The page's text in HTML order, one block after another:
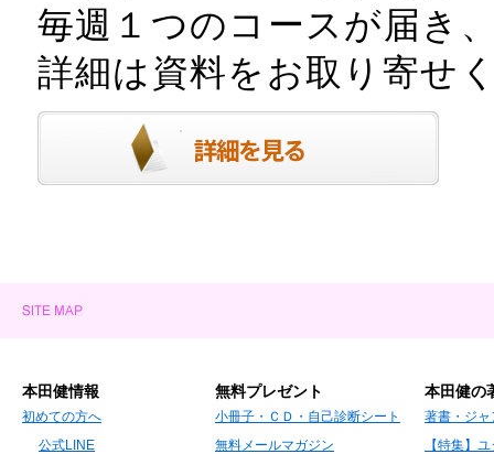
毎週１つのコースが届き
詳細は資料をお取り寄せ
本田健情報
初めての方へ
公式LINE
無料プレゼント
小冊子・ＣＤ・自己診断シート
無料メールマガジン
本田健の
著書・ジャ
【特集】